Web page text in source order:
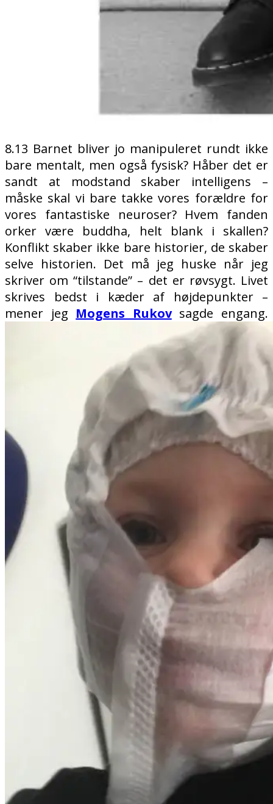
8.13 Barnet bliver jo manipuleret rundt ikke
bare mentalt, men også fysisk? Håber det er
sandt at modstand skaber intelligens –
måske skal vi bare takke vores forældre for
vores fantastiske neuroser? Hvem fanden
orker være buddha, helt blank i skallen?
Konflikt skaber ikke bare historier, de skaber
selve historien. Det må jeg huske når jeg
skriver om “tilstande” – det er røvsygt. Livet
skrives bedst i kæder af højdepunkter –
mener jeg Mogens Rukovsagde engang.